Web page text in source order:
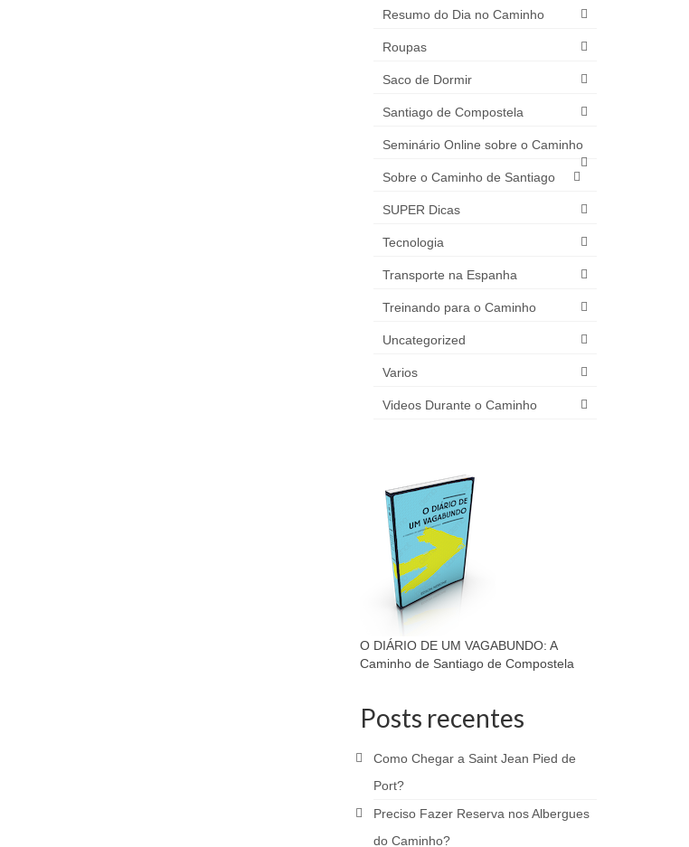
Resumo do Dia no Caminho
Roupas
Saco de Dormir
Santiago de Compostela
Seminário Online sobre o Caminho
Sobre o Caminho de Santiago
SUPER Dicas
Tecnologia
Transporte na Espanha
Treinando para o Caminho
Uncategorized
Varios
Videos Durante o Caminho
O DIÁRIO DE UM VAGABUNDO: A
Caminho de Santiago de Compostela
Posts recentes
Como Chegar a Saint Jean Pied de
Port?
Preciso Fazer Reserva nos Albergues
do Caminho?